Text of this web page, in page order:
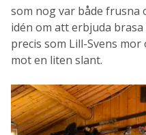
som nog var både frusna
idén om att erbjuda
precis som Lill-Svens
mot en liten slant.